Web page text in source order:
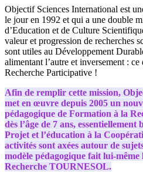
Objectif Sciences International est
le jour en 1992 et qui a une double
d’Education et de Culture
valeur et progression de recherches
sont utiles au Développement
alimentant l’autre et inversement :
Recherche Participative !
Afin de remplir cette mission,
met en œuvre depuis 2005 un
pédagogique de Formation à la
dès l’âge de 7 ans, essentiellement
Projet et l’éducation à la
activités sont axées autour de
modèle pédagogique fait lui-
Recherche TOURNESOL.